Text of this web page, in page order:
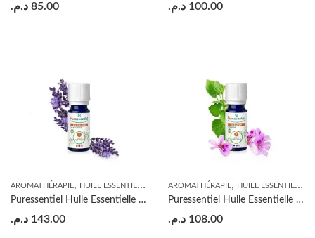
85.00 د.م. 100.00 د.م.
AROMATHÉRAPIE, HUILE ESSENTIELLE
Puressentiel Huile Essentielle Lavande Aspic BIO – 10ml
143.00 د.م.
AROMATHÉRAPIE, HUILE ESSENTIELLE
Puressentiel Huile Essentielle Géranium BIO – 5ml
108.00 د.م.